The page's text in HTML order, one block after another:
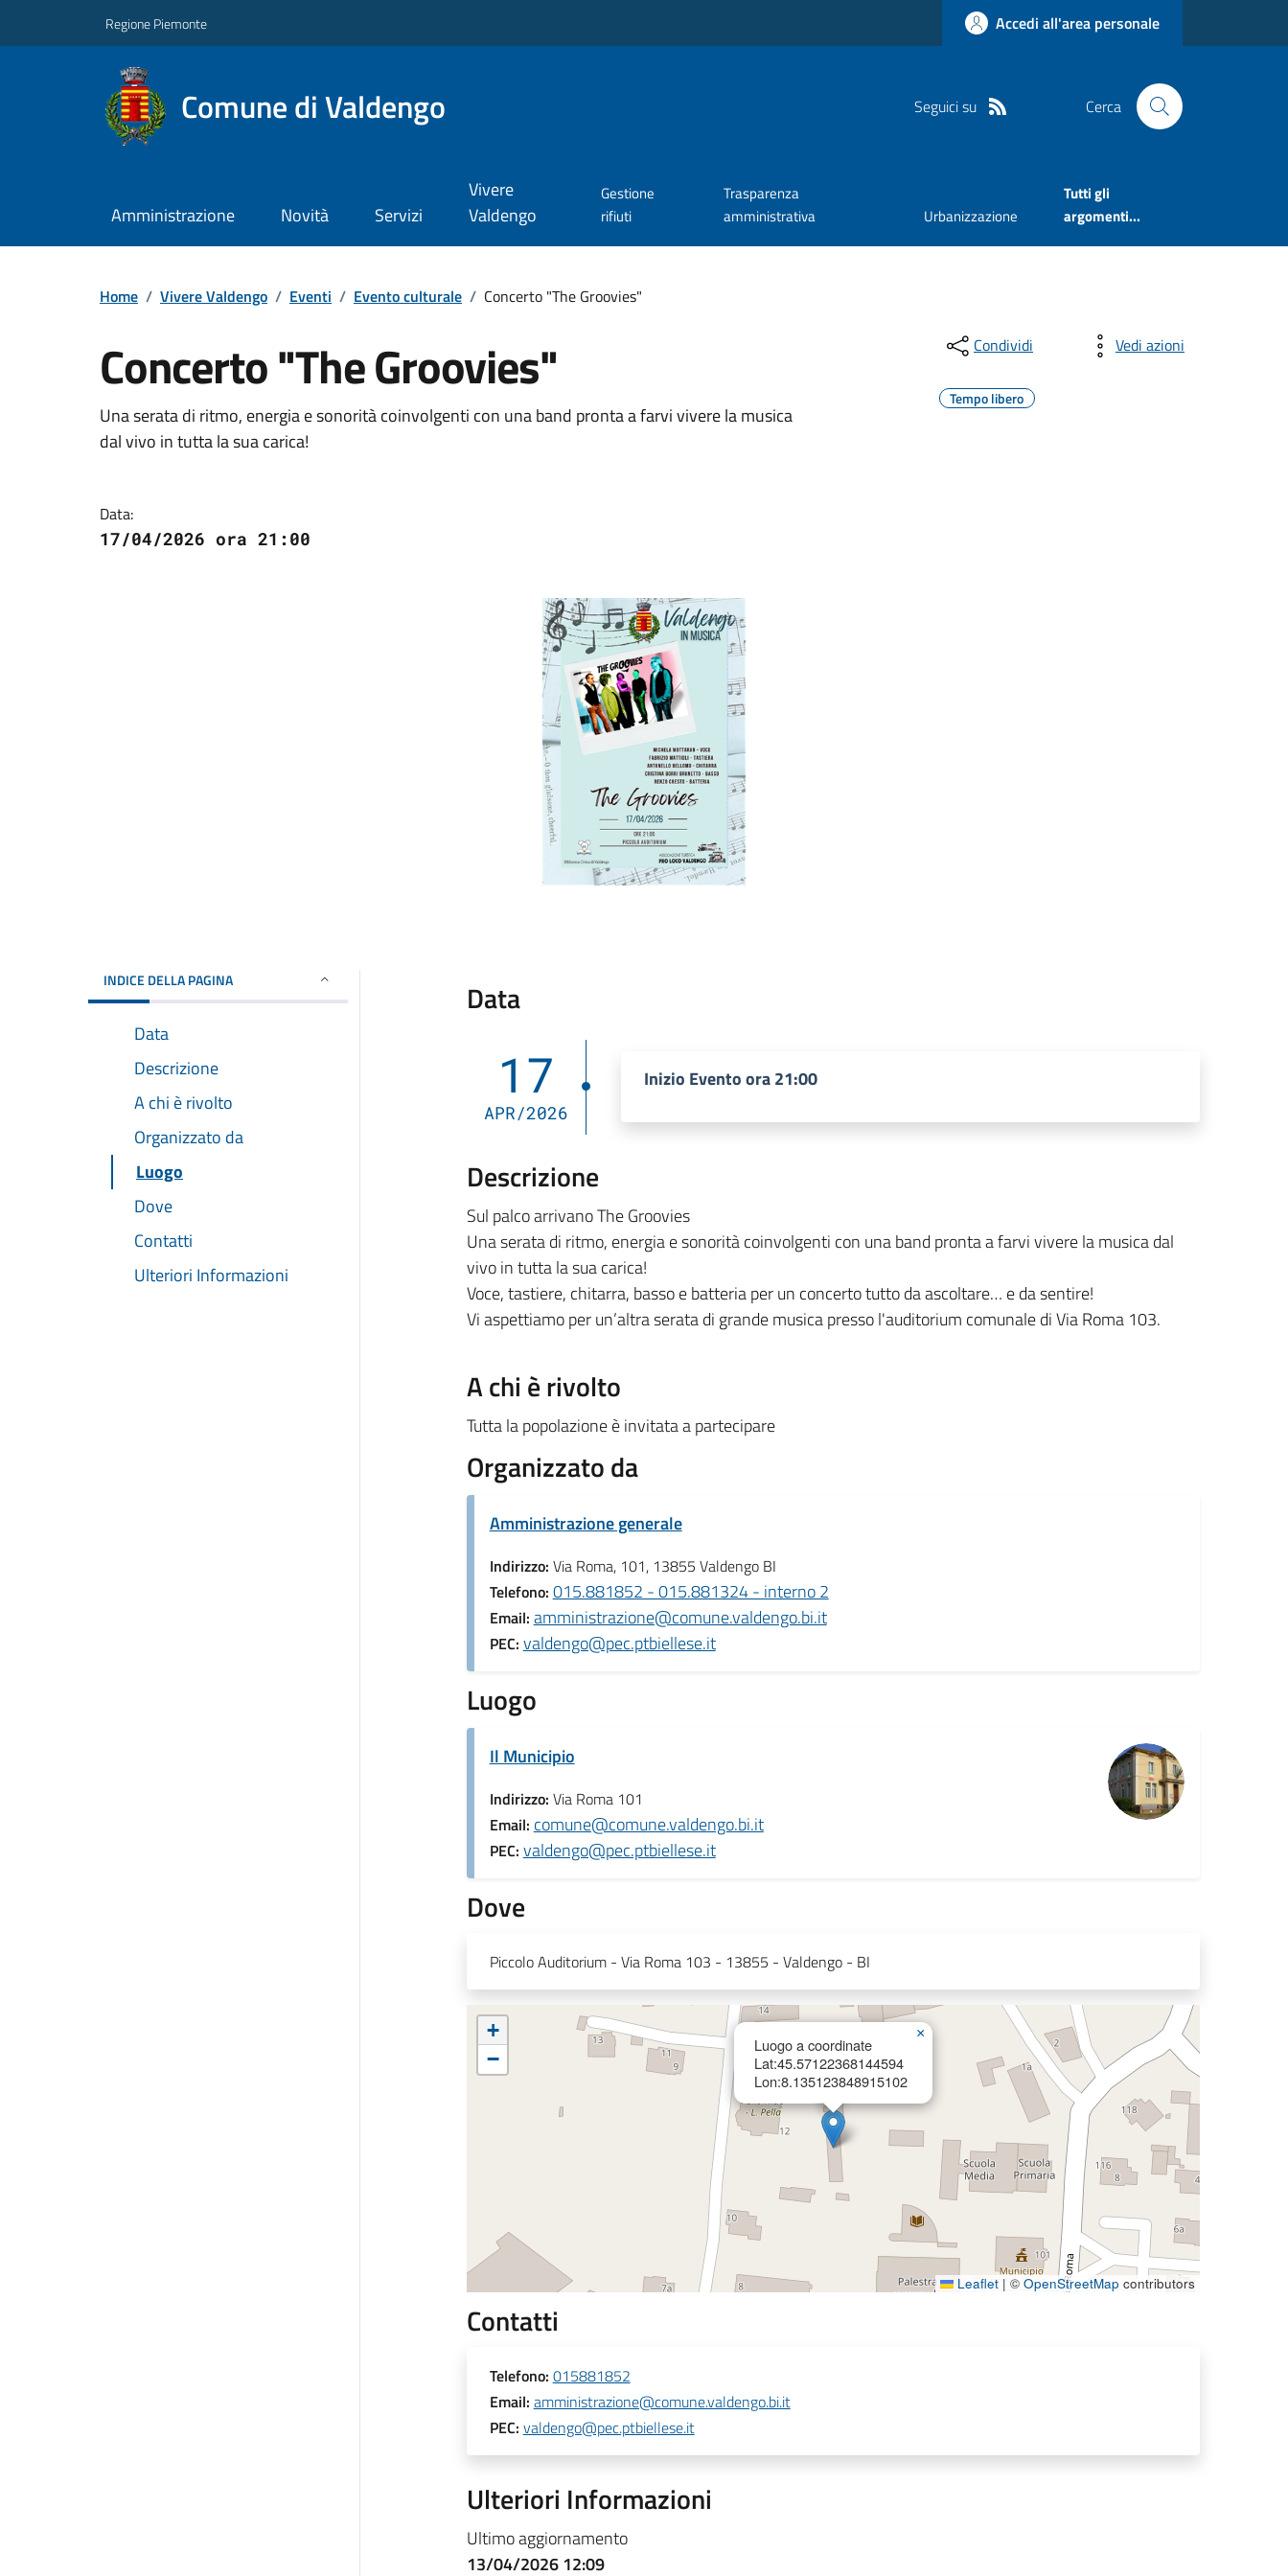
Regione Piemonte Accedi all'area personale
Comune di Valdengo Seguici su Cerca
Amministrazione Novità Servizi
Vivere
Valdengo
Gestione
rifiuti
Trasparenza
amministrativa
Urbanizzazione
Tutti gli
argomenti...
Home / Vivere Valdengo / Eventi / Evento culturale / Concerto "The Groovies"
Concerto "The Groovies"
Una serata di ritmo, energia e sonorità coinvolgenti con una band pronta a farvi vivere la musica
dal vivo in tutta la sua carica!
Data:
17/04/2026 ora 21:00
Condividi Vedi azioni
Tempo libero
INDICE DELLA PAGINA
Data
Descrizione
A chi è rivolto
Organizzato da
Luogo
Dove
Contatti
Ulteriori Informazioni
Data
17
APR/2026
Inizio Evento ora 21:00
Descrizione
Sul palco arrivano The Groovies
Una serata di ritmo, energia e sonorità coinvolgenti con una band pronta a farvi vivere la musica dal
vivo in tutta la sua carica!
Voce, tastiere, chitarra, basso e batteria per un concerto tutto da ascoltare… e da sentire!
Vi aspettiamo per un’altra serata di grande musica presso l'auditorium comunale di Via Roma 103.
A chi è rivolto
Tutta la popolazione è invitata a partecipare
Organizzato da
Amministrazione generale
Indirizzo: Via Roma, 101, 13855 Valdengo BI
Telefono: 015.881852 - 015.881324 - interno 2
Email: amministrazione@comune.valdengo.bi.it
PEC: valdengo@pec.ptbiellese.it
Luogo
Il Municipio
Indirizzo: Via Roma 101
Email: comune@comune.valdengo.bi.it
PEC: valdengo@pec.ptbiellese.it
Dove
Piccolo Auditorium - Via Roma 103 - 13855 - Valdengo - BI
Luogo a coordinate
Lat:45.57122368144594
Lon:8.135123848915102
×
+
−
Leaflet | © OpenStreetMap contributors
Contatti
Telefono: 015881852
Email: amministrazione@comune.valdengo.bi.it
PEC: valdengo@pec.ptbiellese.it
Ulteriori Informazioni
Ultimo aggiornamento
13/04/2026 12:09